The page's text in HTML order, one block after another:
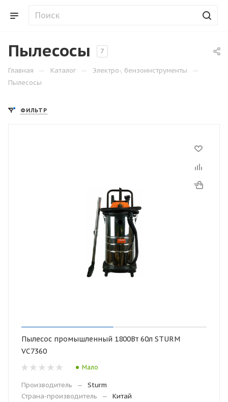
Пылесосы 7
Главная — Каталог — Электро-, бензоинструменты —
Пылесосы
ФИЛЬТР
Пылесос промышленный 1800Вт 60л STURM
VC7360
Мало
Производитель —
Sturm
Страна-производитель
—
Китай